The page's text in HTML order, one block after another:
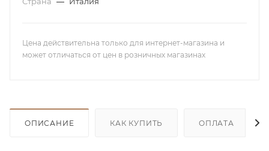
Цена действительна только для интернет-магазина и
может отличаться от цен в розничных магазинах
ОПИСАНИЕ КАК КУПИТЬ ОПЛАТА